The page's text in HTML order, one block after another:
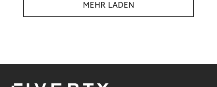
MEHR LADEN